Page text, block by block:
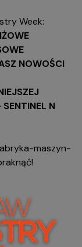
Week:
NOWOŚCI
N
maszyn-